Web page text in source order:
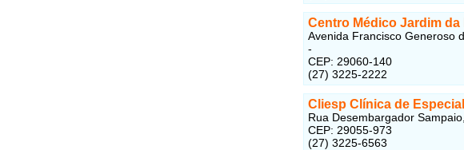
Centro Médico Jardim da
Avenida Francisco Generoso
-
CEP: 29060-140
(27) 3225-2222
Cliesp Clínica de
Rua Desembargador
CEP: 29055-973
(27) 3225-6563